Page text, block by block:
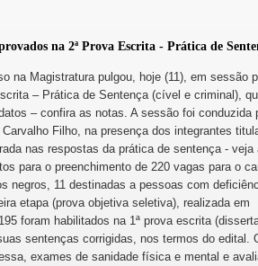
na 2ª Prova Escrita - Prática de
na Magistratura pulgou, hoje (11), em sessão
– Prática de Sentença (cível e criminal),
– confira as notas. A sessão foi conduzida
Filho, na presença dos integrantes
nas respostas da prática de sentença - veja
para o preenchimento de 220 vagas para o
negros, 11 destinadas a pessoas com
etapa (prova objetiva seletiva), realizada em
foram habilitados na 1ª prova escrita
sentenças corrigidas, nos termos do edital.
exames de sanidade física e mental e